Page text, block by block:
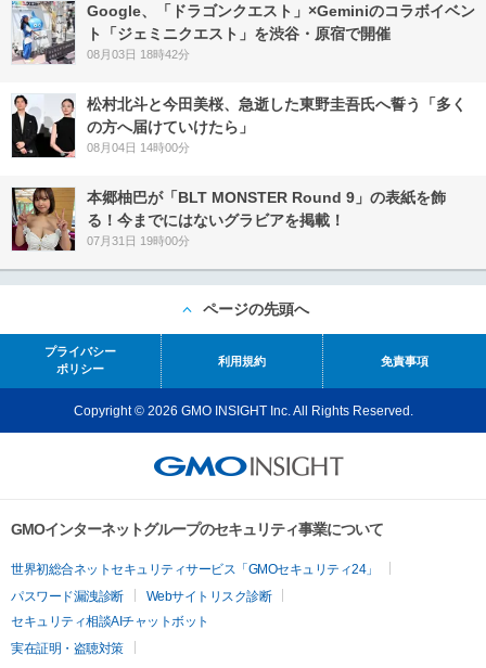
Google、「ドラゴンクエスト」×Geminiのコラボイベン
ト「ジェミニクエスト」を渋谷・原宿で開催
08月03日 18時42分
松村北斗と今田美桜、急逝した東野圭吾氏へ誓う「多く
の方へ届けていけたら」
08月04日 14時00分
本郷柚巴が「BLT MONSTER Round 9」の表紙を飾
る！今までにはないグラビアを掲載！
07月31日 19時00分
ページの先頭へ
プライバシー
ポリシー
利用規約 免責事項
Copyright © 2026 GMO INSIGHT Inc. All Rights Reserved.
GMOインターネットグループのセキュリティ事業について
世界初総合ネットセキュリティサービス「GMOセキュリティ24」
パスワード漏洩診断
Webサイトリスク診断
セキュリティ相談AIチャットボット
実在証明・盗聴対策